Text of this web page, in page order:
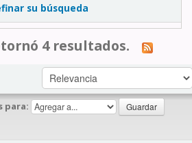
su búsqueda
4 resultados.
para: